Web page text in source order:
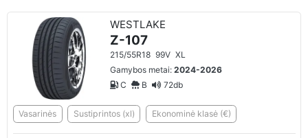
WESTLAKE
Z-107
215/55R18 99V XL
Gamybos metai:2024-2026
C
B 72db
Vasarinės Sustiprintos (xl) Ekonominė klasė (€)